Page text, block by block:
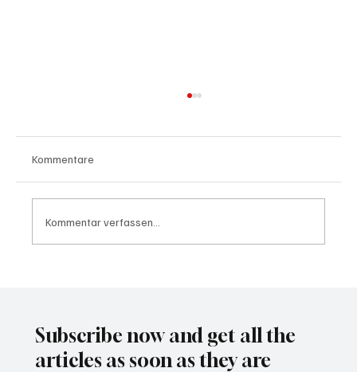
Kommentare
Kommentar verfassen...
Subscribe now and get all the
articles as soon as they are